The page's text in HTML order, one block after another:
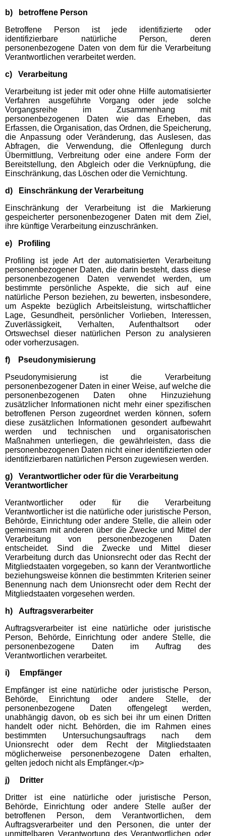
b) betroffene Person
Betroffene Person ist jede identifizierte oder
identifizierbare natürliche Person, deren
personenbezogene Daten von dem für die Verarbeitung
Verantwortlichen verarbeitet werden.
c) Verarbeitung
Verarbeitung ist jeder mit oder ohne Hilfe automatisierter
Verfahren ausgeführte Vorgang oder jede solche
Vorgangsreihe im Zusammenhang mit
personenbezogenen Daten wie das Erheben, das
Erfassen, die Organisation, das Ordnen, die Speicherung,
die Anpassung oder Veränderung, das Auslesen, das
Abfragen, die Verwendung, die Offenlegung durch
Übermittlung, Verbreitung oder eine andere Form der
Bereitstellung, den Abgleich oder die Verknüpfung, die
Einschränkung, das Löschen oder die Vernichtung.
d) Einschränkung der Verarbeitung
Einschränkung der Verarbeitung ist die Markierung
gespeicherter personenbezogener Daten mit dem Ziel,
ihre künftige Verarbeitung einzuschränken.
e) Profiling
Profiling ist jede Art der automatisierten Verarbeitung
personenbezogener Daten, die darin besteht, dass diese
personenbezogenen Daten verwendet werden, um
bestimmte persönliche Aspekte, die sich auf eine
natürliche Person beziehen, zu bewerten, insbesondere,
um Aspekte bezüglich Arbeitsleistung, wirtschaftlicher
Lage, Gesundheit, persönlicher Vorlieben, Interessen,
Zuverlässigkeit, Verhalten, Aufenthaltsort oder
Ortswechsel dieser natürlichen Person zu analysieren
oder vorherzusagen.
f) Pseudonymisierung
Pseudonymisierung ist die Verarbeitung
personenbezogener Daten in einer Weise, auf welche die
personenbezogenen Daten ohne Hinzuziehung
zusätzlicher Informationen nicht mehr einer spezifischen
betroffenen Person zugeordnet werden können, sofern
diese zusätzlichen Informationen gesondert aufbewahrt
werden und technischen und organisatorischen
Maßnahmen unterliegen, die gewährleisten, dass die
personenbezogenen Daten nicht einer identifizierten oder
identifizierbaren natürlichen Person zugewiesen werden.
g) Verantwortlicher oder für die Verarbeitung
Verantwortlicher
Verantwortlicher oder für die Verarbeitung
Verantwortlicher ist die natürliche oder juristische Person,
Behörde, Einrichtung oder andere Stelle, die allein oder
gemeinsam mit anderen über die Zwecke und Mittel der
Verarbeitung von personenbezogenen Daten
entscheidet. Sind die Zwecke und Mittel dieser
Verarbeitung durch das Unionsrecht oder das Recht der
Mitgliedstaaten vorgegeben, so kann der Verantwortliche
beziehungsweise können die bestimmten Kriterien seiner
Benennung nach dem Unionsrecht oder dem Recht der
Mitgliedstaaten vorgesehen werden.
h) Auftragsverarbeiter
Auftragsverarbeiter ist eine natürliche oder juristische
Person, Behörde, Einrichtung oder andere Stelle, die
personenbezogene Daten im Auftrag des
Verantwortlichen verarbeitet.
i) Empfänger
Empfänger ist eine natürliche oder juristische Person,
Behörde, Einrichtung oder andere Stelle, der
personenbezogene Daten offengelegt werden,
unabhängig davon, ob es sich bei ihr um einen Dritten
handelt oder nicht. Behörden, die im Rahmen eines
bestimmten Untersuchungsauftrags nach dem
Unionsrecht oder dem Recht der Mitgliedstaaten
möglicherweise personenbezogene Daten erhalten,
gelten jedoch nicht als Empfänger.</p>
j) Dritter
Dritter ist eine natürliche oder juristische Person,
Behörde, Einrichtung oder andere Stelle außer der
betroffenen Person, dem Verantwortlichen, dem
Auftragsverarbeiter und den Personen, die unter der
unmittelbaren Verantwortung des Verantwortlichen oder